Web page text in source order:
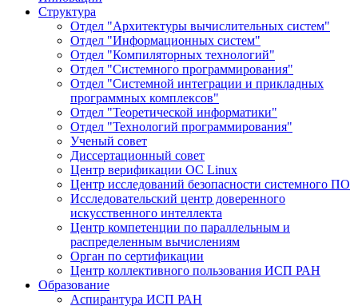
Структура
Отдел "Архитектуры вычислительных систем"
Отдел "Информационных систем"
Отдел "Компиляторных технологий"
Отдел "Системного программирования"
Отдел "Системной интеграции и прикладных
программных комплексов"
Отдел "Теоретической информатики"
Отдел "Технологий программирования"
Ученый совет
Диссертационный совет
Центр верификации ОС Linux
Центр исследований безопасности системного ПО
Исследовательский центр доверенного
искусственного интеллекта
Центр компетенции по параллельным и
распределенным вычислениям
Орган по сертификации
Центр коллективного пользования ИСП РАН
Образование
Аспирантура ИСП РАН